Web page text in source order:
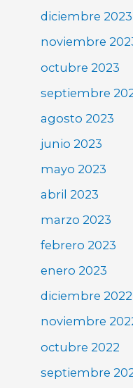
diciembre 2023
noviembre
octubre 2023
septiembre
agosto 2023
junio 2023
mayo 2023
abril 2023
marzo 2023
febrero 2023
enero 2023
diciembre 2022
noviembre
octubre 2022
septiembre